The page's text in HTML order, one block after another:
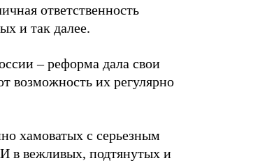
ответственность
и так далее.
– реформа дала свои
возможность их регулярно
хамоватых с серьезным
в вежливых, подтянутых и